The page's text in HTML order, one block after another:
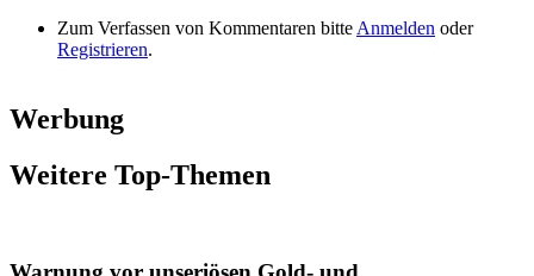
Zum Verfassen von Kommentaren bitte Anmelden oder
Registrieren.
Werbung
Weitere Top-Themen